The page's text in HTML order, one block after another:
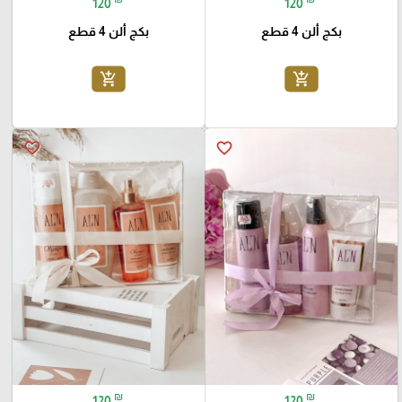
120
بكج ألن 4 قطع
add_shopping_cart
120
بكج ألن 4 قطع
add_shopping_cart
favorite_border
₪
favorite_border
₪